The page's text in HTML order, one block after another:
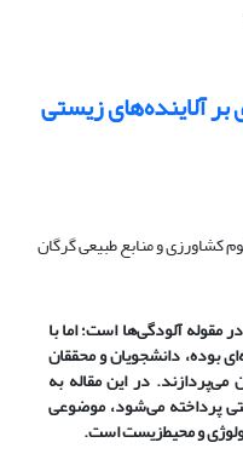
آلاینده‌های زیستی
کشاورزی و منابع طبیعی گرگان
مقوله آلودگی‌ها است؛ اما با
بوده، دانشجویان و محققان
در این مقاله به
پرداخته می‌شود، موضوعی
و محیط‌‌زیست است.